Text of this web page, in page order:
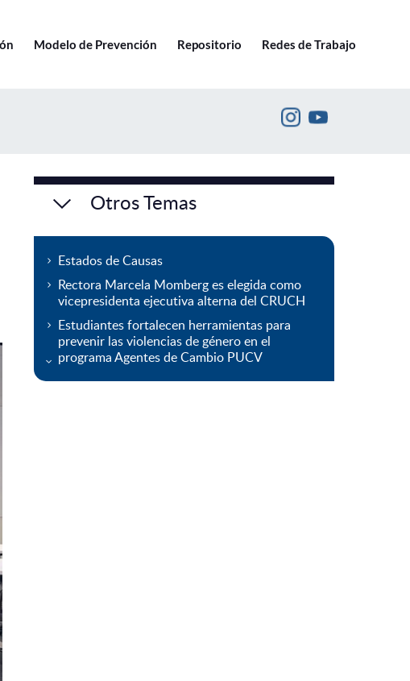
Modelo de Prevención Repositorio Redes de Trabajo
Otros Temas
Estados de Causas
Rectora Marcela Momberg es elegida como
vicepresidenta ejecutiva alterna del CRUCH
Estudiantes fortalecen herramientas para
prevenir las violencias de género en el
programa Agentes de Cambio PUCV